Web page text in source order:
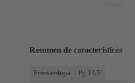
Resumen de características
Prensaestopa
Pg 13,5